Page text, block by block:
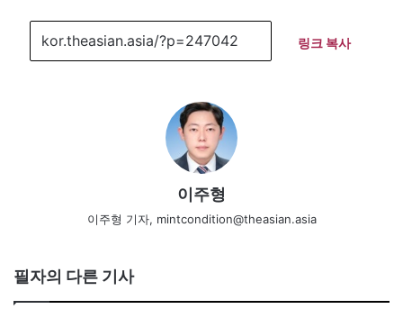
링크 복사
이주형
이주형 기자, mintcondition@theasian.asia
필자의 다른 기사